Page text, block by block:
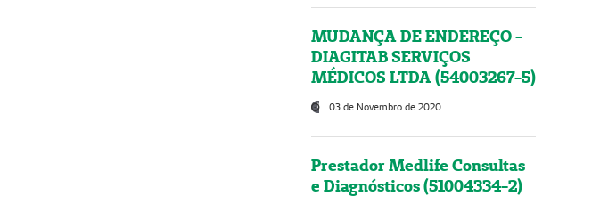
MUDANÇA DE ENDEREÇO -
DIAGITAB SERVIÇOS
MÉDICOS LTDA (54003267-5)
03 de Novembro de 2020
Prestador Medlife Consultas
e Diagnósticos (51004334-2)